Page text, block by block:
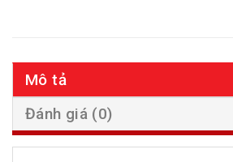
Mô tả
Đánh giá (0)